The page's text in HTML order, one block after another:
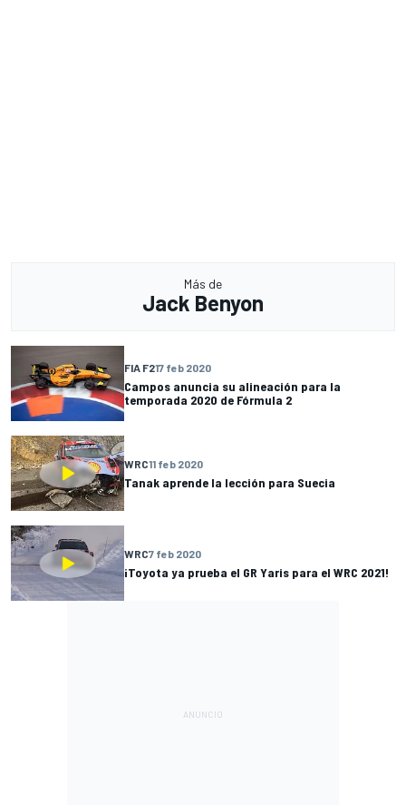
Más de
Jack Benyon
FIA F217 feb 2020
Campos anuncia su alineación para la
temporada 2020 de Fórmula 2
WRC11 feb 2020
Tanak aprende la lección para Suecia
WRC7 feb 2020
¡Toyota ya prueba el GR Yaris para el WRC 2021!